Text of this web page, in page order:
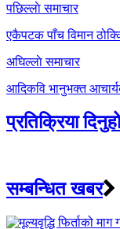
Post
navigation
पछिल्लाे समाचार
एकैपटक पाँच विमान
अघिल्लाे समाचार
आदिकवि भानुभक्त
प्रतिक्रिया
सम्बन्धित खबर